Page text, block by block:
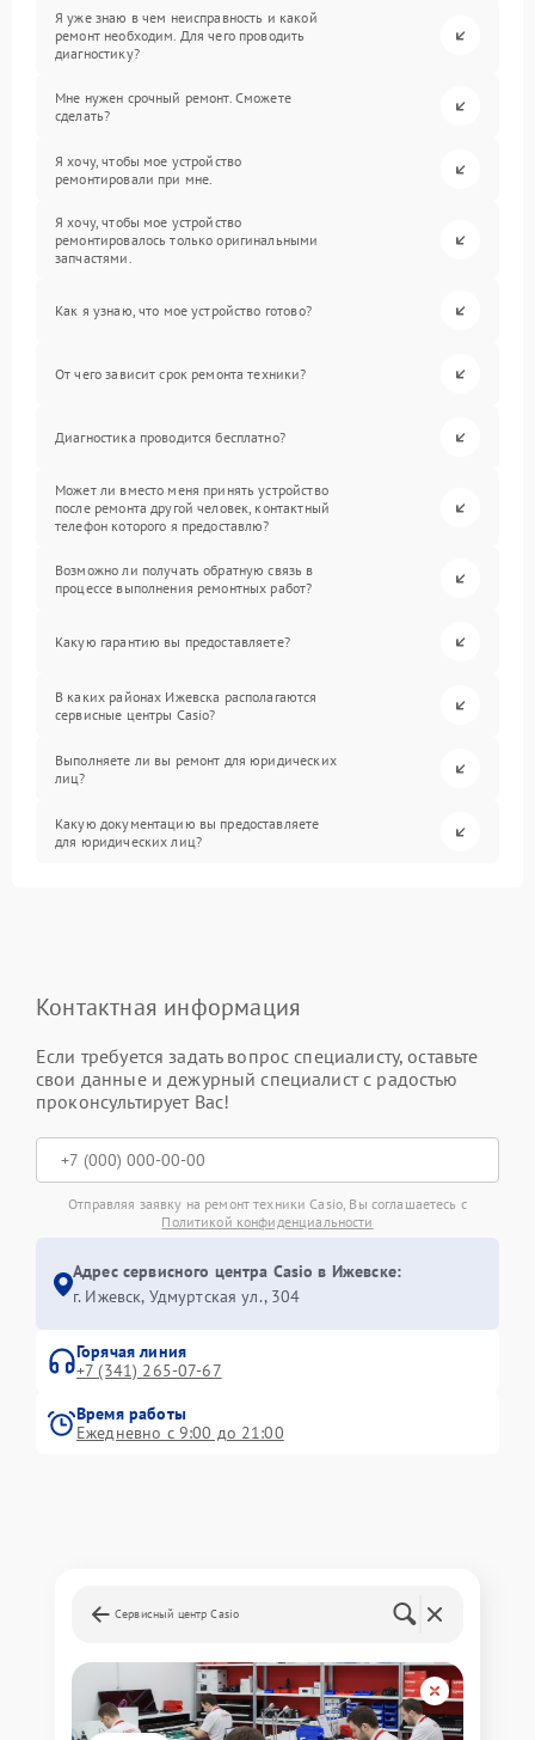
Я уже знаю в чем неисправность и какой
ремонт необходим. Для чего проводить
диагностику?
Мне нужен срочный ремонт. Сможете
сделать?
Я хочу, чтобы мое устройство
ремонтировали при мне.
Я хочу, чтобы мое устройство
ремонтировалось только оригинальными
запчастями.
Как я узнаю, что мое устройство готово?
От чего зависит срок ремонта техники?
Диагностика проводится бесплатно?
Может ли вместо меня принять устройство
после ремонта другой человек, контактный
телефон которого я предоставлю?
Возможно ли получать обратную связь в
процессе выполнения ремонтных работ?
Какую гарантию вы предоставляете?
В каких районах Ижевска располагаются
сервисные центры Casio?
Выполняете ли вы ремонт для юридических
лиц?
Какую документацию вы предоставляете
для юридических лиц?
Контактная информация
Если требуется задать вопрос специалисту, оставьте
свои данные и дежурный специалист с радостью
проконсультирует Вас!
Отправляя заявку на ремонт техники Casio, Вы соглашаетесь с
Политикой конфиденциальности
Адрес сервисного центра Casio в Ижевске:
г. Ижевск, Удмуртская ул., 304
Горячая линия
+7 (341) 265-07-67
Время работы
Ежедневно с 9:00 до 21:00
Сервисный центр Casio